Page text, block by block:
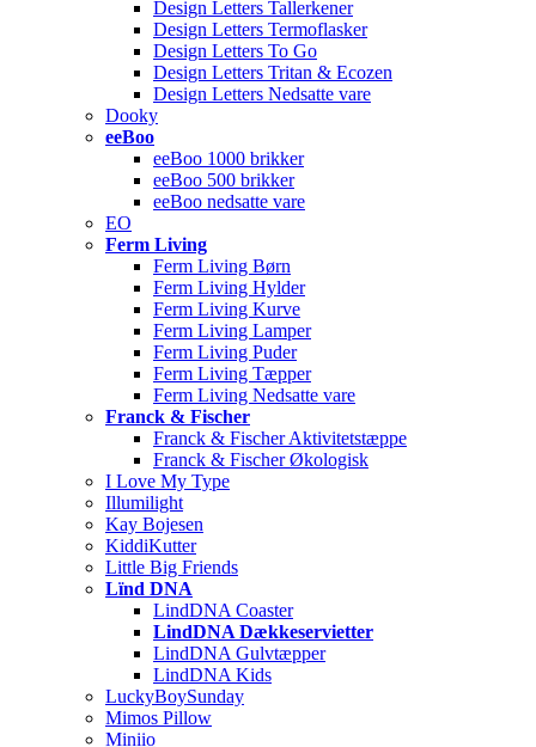
Design Letters Tallerkener
Design Letters Termoflasker
Design Letters To Go
Design Letters Tritan & Ecozen
Design Letters Nedsatte vare
Dooky
eeBoo
eeBoo 1000 brikker
eeBoo 500 brikker
eeBoo nedsatte vare
EO
Ferm Living
Ferm Living Børn
Ferm Living Hylder
Ferm Living Kurve
Ferm Living Lamper
Ferm Living Puder
Ferm Living Tæpper
Ferm Living Nedsatte vare
Franck & Fischer
Franck & Fischer Aktivitetstæppe
Franck & Fischer Økologisk
I Love My Type
Illumilight
Kay Bojesen
KiddiKutter
Little Big Friends
Lïnd DNA
LindDNA Coaster
LindDNA Dækkeservietter
LindDNA Gulvtæpper
LindDNA Kids
LuckyBoySunday
Mimos Pillow
Miniio